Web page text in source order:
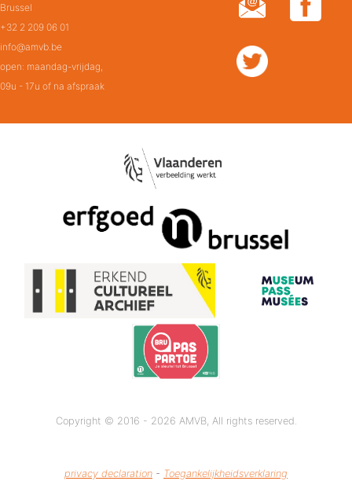
Brussel
+32 2 209 06 01
info@amvb.be
open: maandag-vrijdag,
09u - 17u of na afspraak
Copyright © 2016 - 2026 AMVB, All rights reserved.
privacy declaration - Toegankelijkheidsverklaring